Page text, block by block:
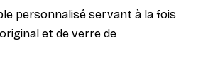
personnalisé servant à la fois
et de verre de